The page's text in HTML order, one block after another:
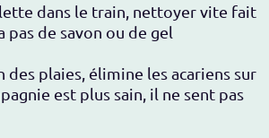
dans le train, nettoyer vite fait
de savon ou de gel
plaies, élimine les acariens sur
est plus sain, il ne sent pas